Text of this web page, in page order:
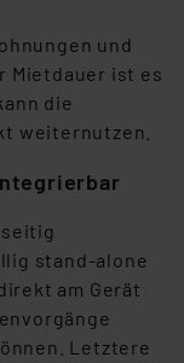
und
Mietdauer ist es
die
weiternutzen.
stand-alone
am Gerät
Letztere